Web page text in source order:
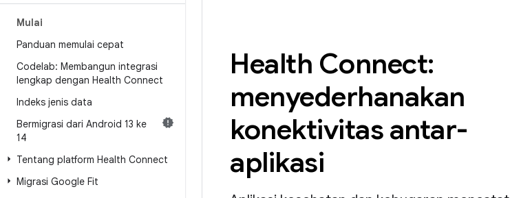
Mulai
Panduan memulai cepat
Codelab: Membangun integrasi
lengkap dengan Health Connect
Indeks jenis data
Bermigrasi dari Android 13 ke
14
Tentang platform Health Connect
Migrasi Google Fit
Health Connect:
menyederhanakan
konektivitas antar-
aplikasi